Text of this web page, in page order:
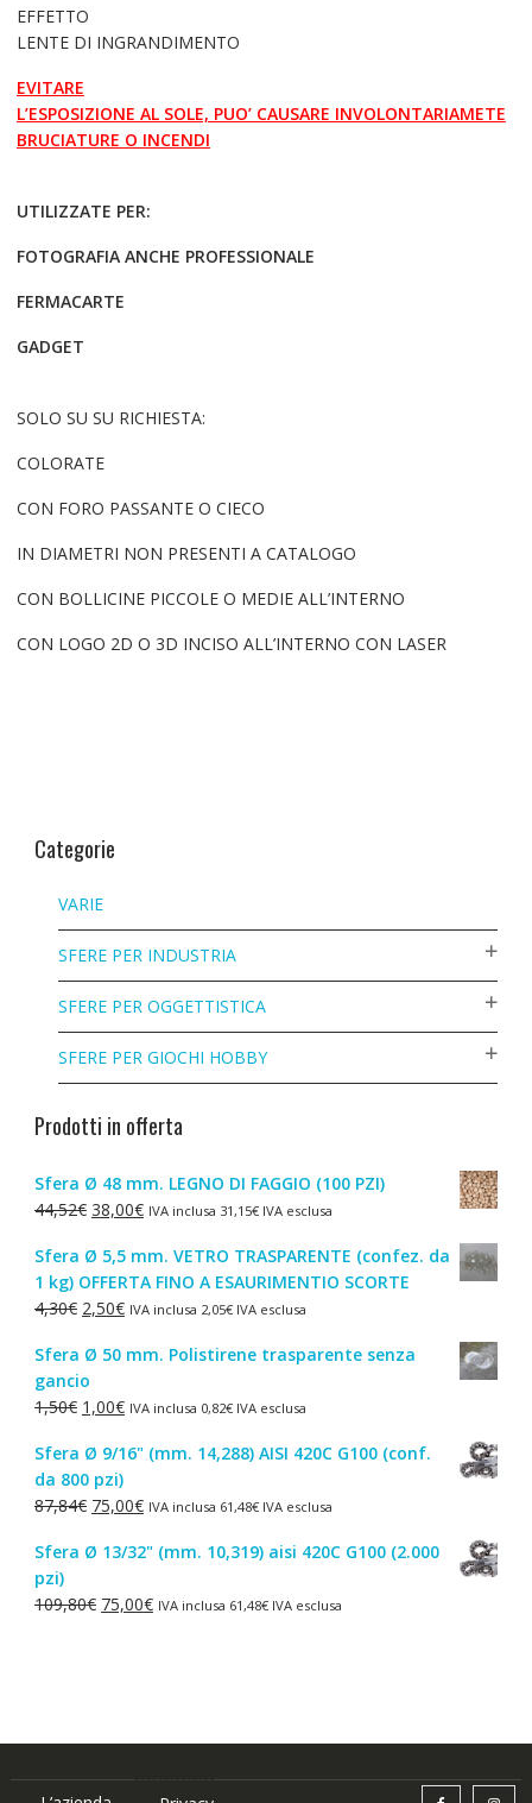
EFFETTO
LENTE DI INGRANDIMENTO
EVITARE
L’ESPOSIZIONE AL SOLE, PUO’ CAUSARE INVOLONTARIAMETE
BRUCIATURE O INCENDI
UTILIZZATE PER:
FOTOGRAFIA ANCHE PROFESSIONALE
FERMACARTE
GADGET
SOLO SU SU RICHIESTA:
COLORATE
CON FORO PASSANTE O CIECO
IN DIAMETRI NON PRESENTI A CATALOGO
CON BOLLICINE PICCOLE O MEDIE ALL’INTERNO
CON LOGO 2D O 3D INCISO ALL’INTERNO CON LASER
Categorie
VARIE
SFERE PER INDUSTRIA
SFERE PER OGGETTISTICA
SFERE PER GIOCHI HOBBY
Prodotti in offerta
Sfera Ø 48 mm. LEGNO DI FAGGIO (100 PZI)
44,52€ Il
originale
era:
44,52€.
38,00€Il
attuale
è:
38,00€.
IVA inclusa 31,15€IVA esclusa
Sfera Ø 5,5 mm. VETRO TRASPARENTE (confez. da
1 kg) OFFERTA FINO A ESAURIMENTIO SCORTE
4,30€ Il
originale
era:
4,30€.
2,50€Il
attuale
2,50€.
IVA inclusa 2,05€IVA esclusa
Sfera Ø 50 mm. Polistirene trasparente senza
gancio
1,50€ Il
originale
era:
1,50€.
1,00€Il
attuale
è:
1,00€.
IVA inclusa 0,82€IVA esclusa
Sfera Ø 9/16" (mm. 14,288) AISI 420C G100 (conf.
da 800 pzi)
87,84€ Il
originale
87,84€.
75,00€Il
attuale
75,00€.
IVA inclusa 61,48€IVA esclusa
Sfera Ø 13/32" (mm. 10,319) aisi 420C G100 (2.000
pzi)
109,80€ Il
75,00€IlIVA inclusa 61,48€IVA esclusa